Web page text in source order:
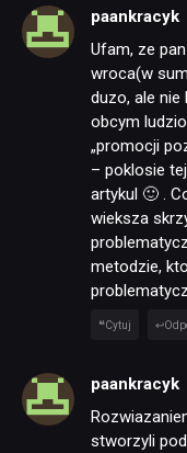
paankracyk
Ufam, ze
wroca(w
duzo, ale
obcym
„promocji
– poklosie
artykul 🙂 .
wieksza
metodzie,
Cytuj
paankracyk
stworzyli